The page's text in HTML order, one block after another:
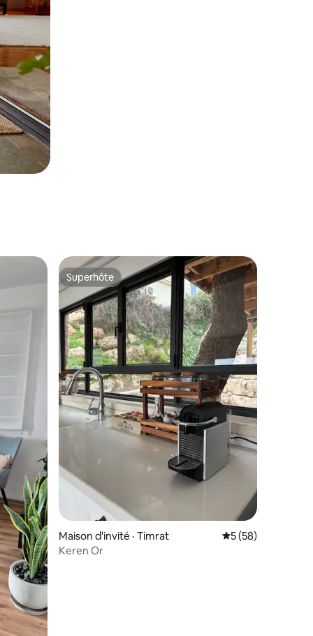
Superhôte
Superhôte
Maison d'invité · Timrat Note moyenne de
5 (58)
Keren Or